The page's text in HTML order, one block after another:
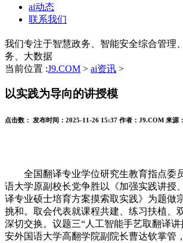
ai动态
联系我们
我们专注于智慧政务、智能安全综合管理
务、大数据
当前位置 :J9.COM > ai资讯 >
以实践为导向的讲授模
点击数： 发布时间： 2025-11-26 15:37 作者： J9.COM 来源：
全国翻译专业学位研究生教育指点委
语大学原副校长党争胜以《加强实践讲授
译专业硕士培育方案摸索取实践》为题做
挑和。取会代表就课程共建、练习扶植、
深切交换。议题三“人工智能手艺取翻译
安外国语大学高翻学院副院长曹达钦掌管